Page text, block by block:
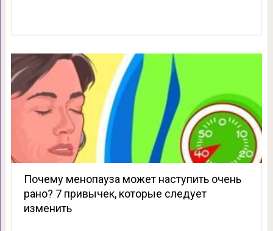
Почему менопауза может наступить очень
рано? 7 привычек, которые следует
изменить